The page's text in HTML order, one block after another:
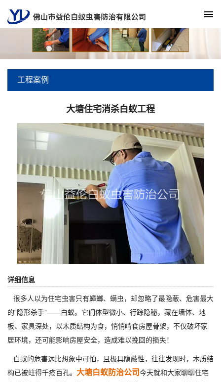
工程案例
大塘住宅消杀白蚁工程
详细信息
很多人以为住宅虫害只有蟑螂、螨虫，却忽略了最隐蔽、危害最大
的“隐形杀手”——白蚁。它们体型微小、行踪隐秘，藏在墙体、地
板、家具深处，以木质结构为食，悄悄啃食房屋骨架，不仅破坏家
居环境，还可能影响房屋安全，造成难以挽回的损失！
白蚁的危害远比想象中可怕，且极具隐蔽性，往往发现时，木质结
构已被蛀得千疮百孔。 大塘白蚁防治公司今天就和大家聊聊住宅